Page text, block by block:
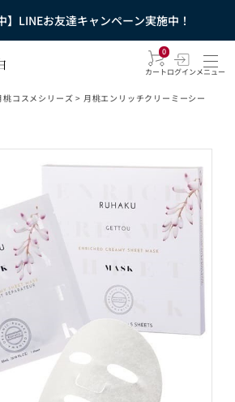
】LINEお友達キャンペーン実施中！
0
カートログインメニュー
桃コスメシリーズ > 月桃エンリッチクリーミーシー